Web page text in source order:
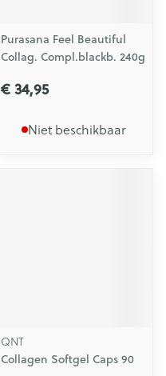
Purasana Feel Beautiful
Collag. Compl.blackb. 240g
€ 34,95
Niet beschikbaar
QNT
Collagen Softgel Caps 90